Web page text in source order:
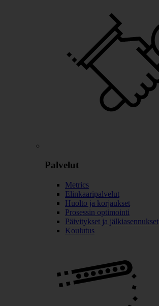
Palvelut
Metrics
Elinkaaripalvelut
Huolto ja korjaukset
Prosessin optimointi
Päivitykset ja jälkiasennukset
Koulutus